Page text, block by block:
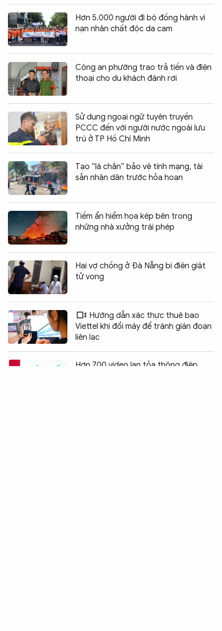
Hơn 5.000 người đi bộ đồng hành vì
nạn nhân chất độc da cam
Công an phường trao trả tiền và điện
thoại cho du khách đánh rơi
Sử dụng ngoại ngữ tuyên truyền
PCCC đến với người nước ngoài lưu
trú ở TP Hồ Chí Minh
Tạo “lá chắn” bảo vệ tính mạng, tài
sản nhân dân trước hỏa hoạn
Tiềm ẩn hiểm họa kép bên trong
những nhà xưởng trái phép
Hai vợ chồng ở Đà Nẵng bị điện giật
tử vong
Hướng dẫn xác thực thuê bao
Viettel khi đổi máy để tránh gián đoạn
liên lạc
Hơn 700 video lan tỏa thông điệp